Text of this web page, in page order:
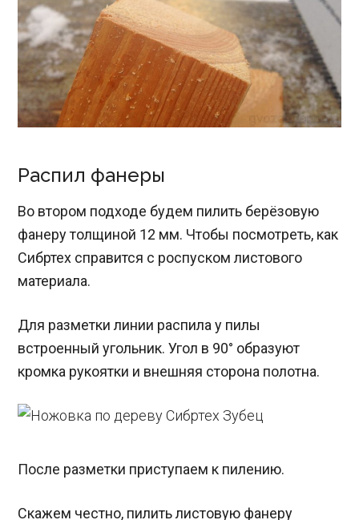
Распил фанеры
Во втором подходе будем пилить берёзовую
фанеру толщиной 12 мм. Чтобы посмотреть, как
Сибртех справится с роспуском листового
материала.
Для разметки линии распила у пилы
встроенный угольник. Угол в 90° образуют
кромка рукоятки и внешняя сторона полотна.
После разметки приступаем к пилению.
Скажем честно, пилить листовую фанеру